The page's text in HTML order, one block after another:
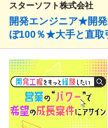
スターソフト株式会社
開発エンジニア★開
ぼ100％★大手と直取